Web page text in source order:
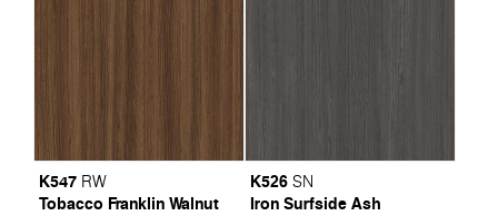
K547 RW
Tobacco Franklin Walnut
K526 SN
Iron Surfside Ash